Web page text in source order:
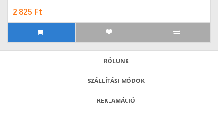
2.825 Ft
RÓLUNK
SZÁLLÍTÁSI MÓDOK
REKLAMÁCIÓ